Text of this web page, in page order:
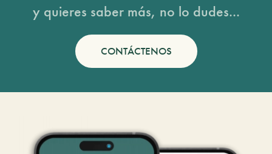
y quieres saber más, no lo dudes...
CONTÁCTENOS